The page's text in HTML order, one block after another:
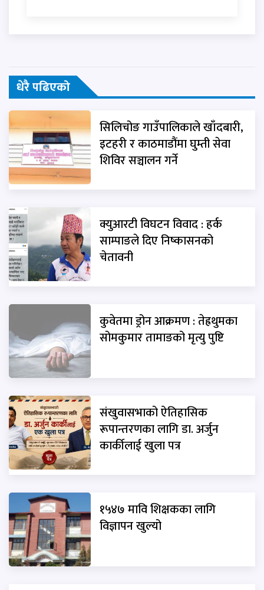
धेरै पढिएको
सिलिचोङ गाउँपालिकाले खाँदबारी,
इटहरी र काठमाडौंमा घुम्ती सेवा
शिविर सञ्चालन गर्ने
क्युआरटी विघटन विवाद : हर्क
साम्पाङले दिए निष्कासनको
चेतावनी
कुवेतमा ड्रोन आक्रमण : तेह्रथुमका
सोमकुमार तामाङको मृत्यु पुष्टि
संखुवासभाको ऐतिहासिक
रूपान्तरणका लागि डा. अर्जुन
कार्कीलाई खुला पत्र
१५४७ मावि शिक्षकका लागि
विज्ञापन खुल्यो